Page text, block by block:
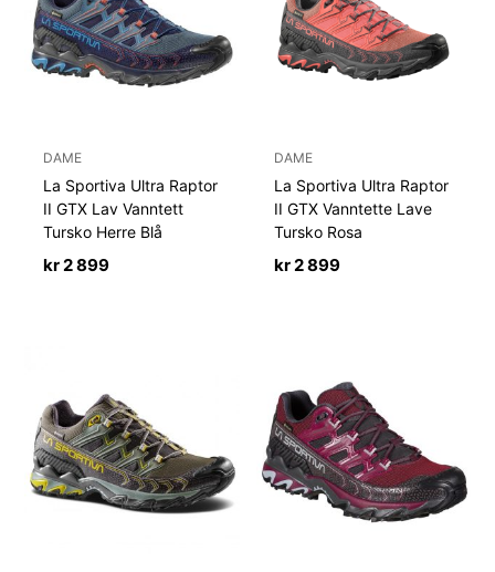
DAME
La Sportiva Ultra Raptor
II GTX Lav Vanntett
Tursko Herre Blå
kr 2 899
DAME
La Sportiva Ultra Raptor
II GTX Vanntette Lave
Tursko Rosa
kr 2 899